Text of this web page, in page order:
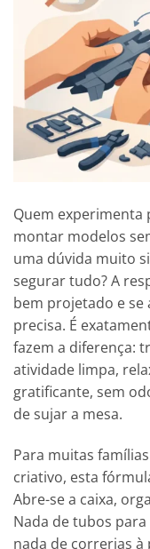
Quem experimenta
montar modelos
uma dúvida muito
segurar tudo? A
bem projetado e se
precisa. É
fazem a diferença:
atividade limpa,
gratificante, sem
de sujar a mesa.
Para muitas
criativo, esta
Abre-se a caixa,
Nada de tubos
nada de correrias